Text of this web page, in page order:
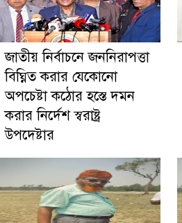
জাতীয় নির্বাচনে জননিরাপত্তা
বিঘ্নিত করার যেকোনো
অপচেষ্টা কঠোর হস্তে দমন
করার নির্দেশ স্বরাষ্ট্র
উপদেষ্টার